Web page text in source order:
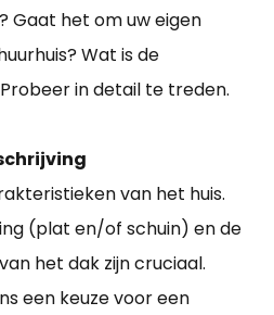
Gaat het om uw eigen
Wat is de
in detail te treden.
van het huis.
(plat en/of schuin) en de
het dak zijn cruciaal.
een keuze voor een